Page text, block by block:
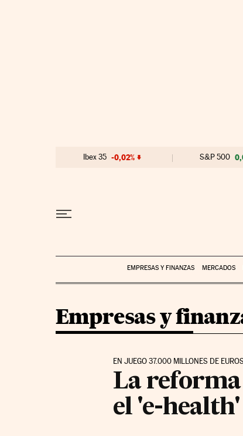
Ibex 35 -0,02% S&P 500
EMPRESAS Y FINANZAS MERCADOS
Empresas y
EN JUEGO 37.000 MILLONES DE EUROS
La reforma
el 'e-